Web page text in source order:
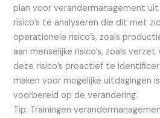
plan voor verandermanagement
risico’s te analyseren die dit met
operationele risico’s, zoals
aan menselijke risico’s, zoals
deze risico’s proactief te
maken voor mogelijke uitdagingen
voorbereid op de verandering.
Tip: Trainingen